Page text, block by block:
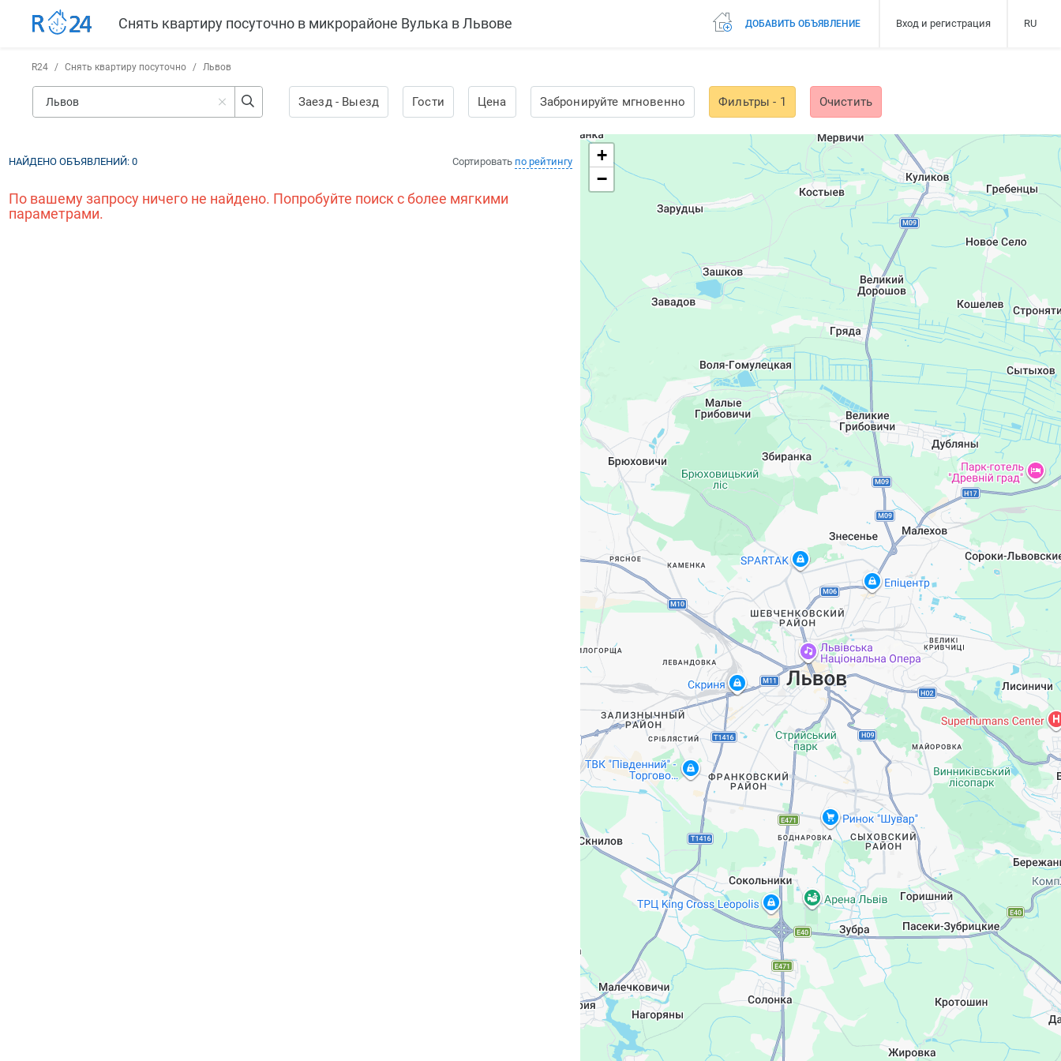
Снять квартиру посуточно в микрорайоне Вулька в Львове ДОБАВИТЬ ОБЪЯВЛЕНИЕ Вход и регистрация RU
R24 / Снять квартиру посуточно / Львов
Заезд- Выезд Гости Цена Забронируйте мгновенно Фильтры- 1 Очистить
Сортировать по рейтингу
НАЙДЕНО ОБЪЯВЛЕНИЙ: 0
По вашему запросу ничего не найдено. Попробуйте поиск с более мягкими
параметрами.
+
−